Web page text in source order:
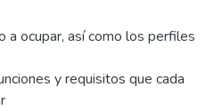
a ocupar, así como los perfiles
y requisitos que cada